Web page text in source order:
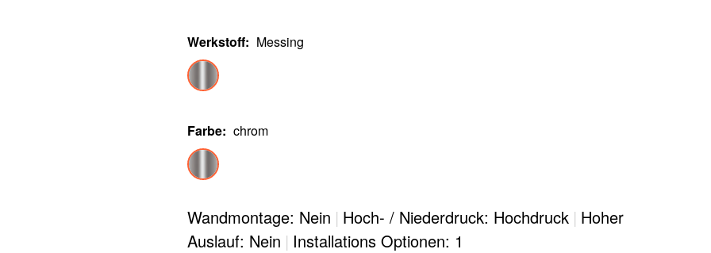
Werkstoff: Messing
Farbe: chrom
Wandmontage: Nein | Hoch- / Niederdruck: Hochdruck | Hoher
Auslauf: Nein | Installations Optionen: 1